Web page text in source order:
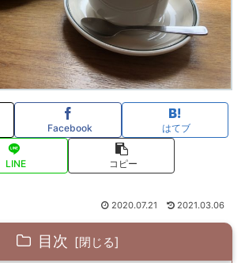
Facebook はてブ
LINE コピー
2020.07.21 2021.03.06
目次